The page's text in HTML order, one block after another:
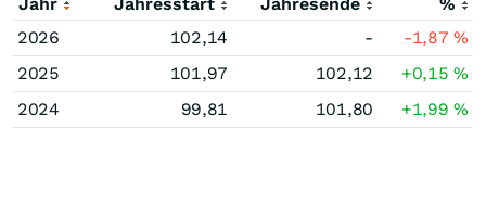
2026
102,14 - -1,87%
2025
101,97 102,12 +0,15%
2024
99,81 101,80 +1,99%